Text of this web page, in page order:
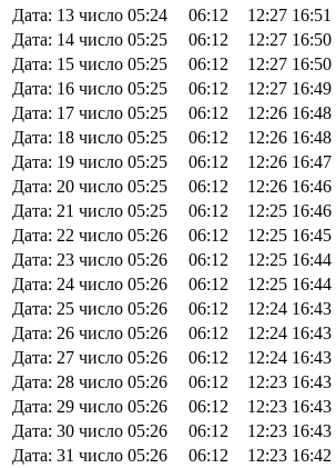
Дата: 13 число 05:24 06:12 12:27 16:51
Дата: 14 число 05:25 06:12 12:27 16:50
Дата: 15 число 05:25 06:12 12:27 16:50
Дата: 16 число 05:25 06:12 12:27 16:49
Дата: 17 число 05:25 06:12 12:26 16:48
Дата: 18 число 05:25 06:12 12:26 16:48
Дата: 19 число 05:25 06:12 12:26 16:47
Дата: 20 число 05:25 06:12 12:26 16:46
Дата: 21 число 05:25 06:12 12:25 16:46
Дата: 22 число 05:26 06:12 12:25 16:45
Дата: 23 число 05:26 06:12 12:25 16:44
Дата: 24 число 05:26 06:12 12:25 16:44
Дата: 25 число 05:26 06:12 12:24 16:43
Дата: 26 число 05:26 06:12 12:24 16:43
Дата: 27 число 05:26 06:12 12:24 16:43
Дата: 28 число 05:26 06:12 12:23 16:43
Дата: 29 число 05:26 06:12 12:23 16:43
Дата: 30 число 05:26 06:12 12:23 16:43
Дата: 31 число 05:26 06:12 12:23 16:42